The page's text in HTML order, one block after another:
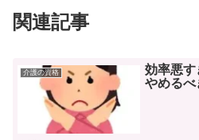
関連記事
介護の資格
効率悪
やめるべ